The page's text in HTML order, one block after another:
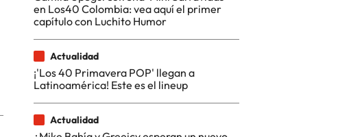
en Los40 Colombia: vea aquí el primer
capítulo con Luchito Humor
Actualidad
¡'Los 40 Primavera POP' llegan a
Latinoamérica! Este es el lineup
Actualidad